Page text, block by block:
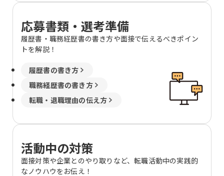
神奈川県海老名市扇町12-18 グランドレ
ジデンスUCHIYAMA I 2F→東京都中央区
京橋1-10-7 ＫＰＰ八重洲ビル６階
応募書類・選考準備
履歴書・職務経歴書の書き方や面接で伝えるべきポイン
トを解説！
履歴書の書き方
職務経歴書の書き方
転職・退職理由の伝え方
活動中の対策
面接対策や企業とのやり取りなど、転職活動中の実践的
なノウハウをお伝え！